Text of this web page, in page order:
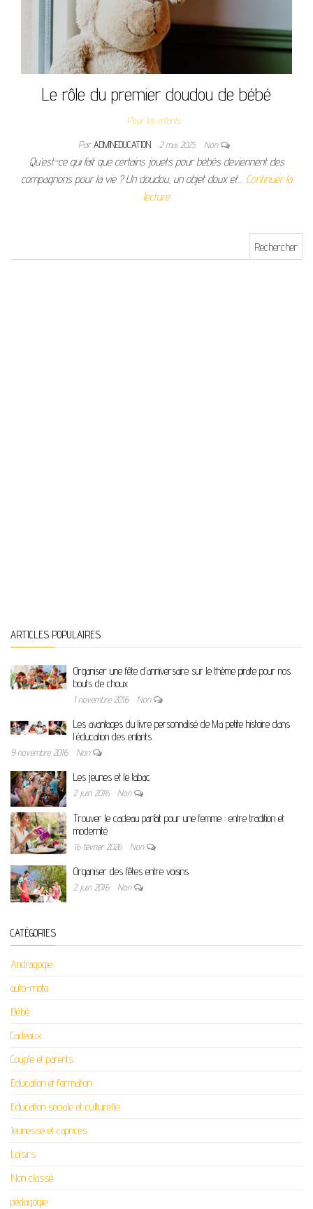
Le rôle du premier doudou de bébé
Pour les enfants
ParADMINEDUCATION 2 mai 2025 Non
Qu’est-ce qui fait que certains jouets pour bébés deviennent des
compagnons pour la vie ? Un doudou, un objet doux et… Continuer la
lecture
ARTICLES POPULAIRES
Organiser une fête d’anniversaire sur le thème pirate pour nos
bouts de choux
1 novembre 2016 Non
Les avantages du livre personnalisé de Ma petite histoire dans
l’éducation des enfants
9 novembre 2016 Non
Les jeunes et le tabac
2 juin 2016 Non
Trouver le cadeau parfait pour une femme : entre tradition et
modernité
16 février 2026 Non
Organiser des fêtes entre voisins
2 juin 2016 Non
CATÉGORIES
Andragogie
auto-moto
Bébé
Cadeaux
Couple et parents
Education et formation
Education sociale et culturelle
Jeunesse et caprices
Loisirs
Non classé
pédagogie